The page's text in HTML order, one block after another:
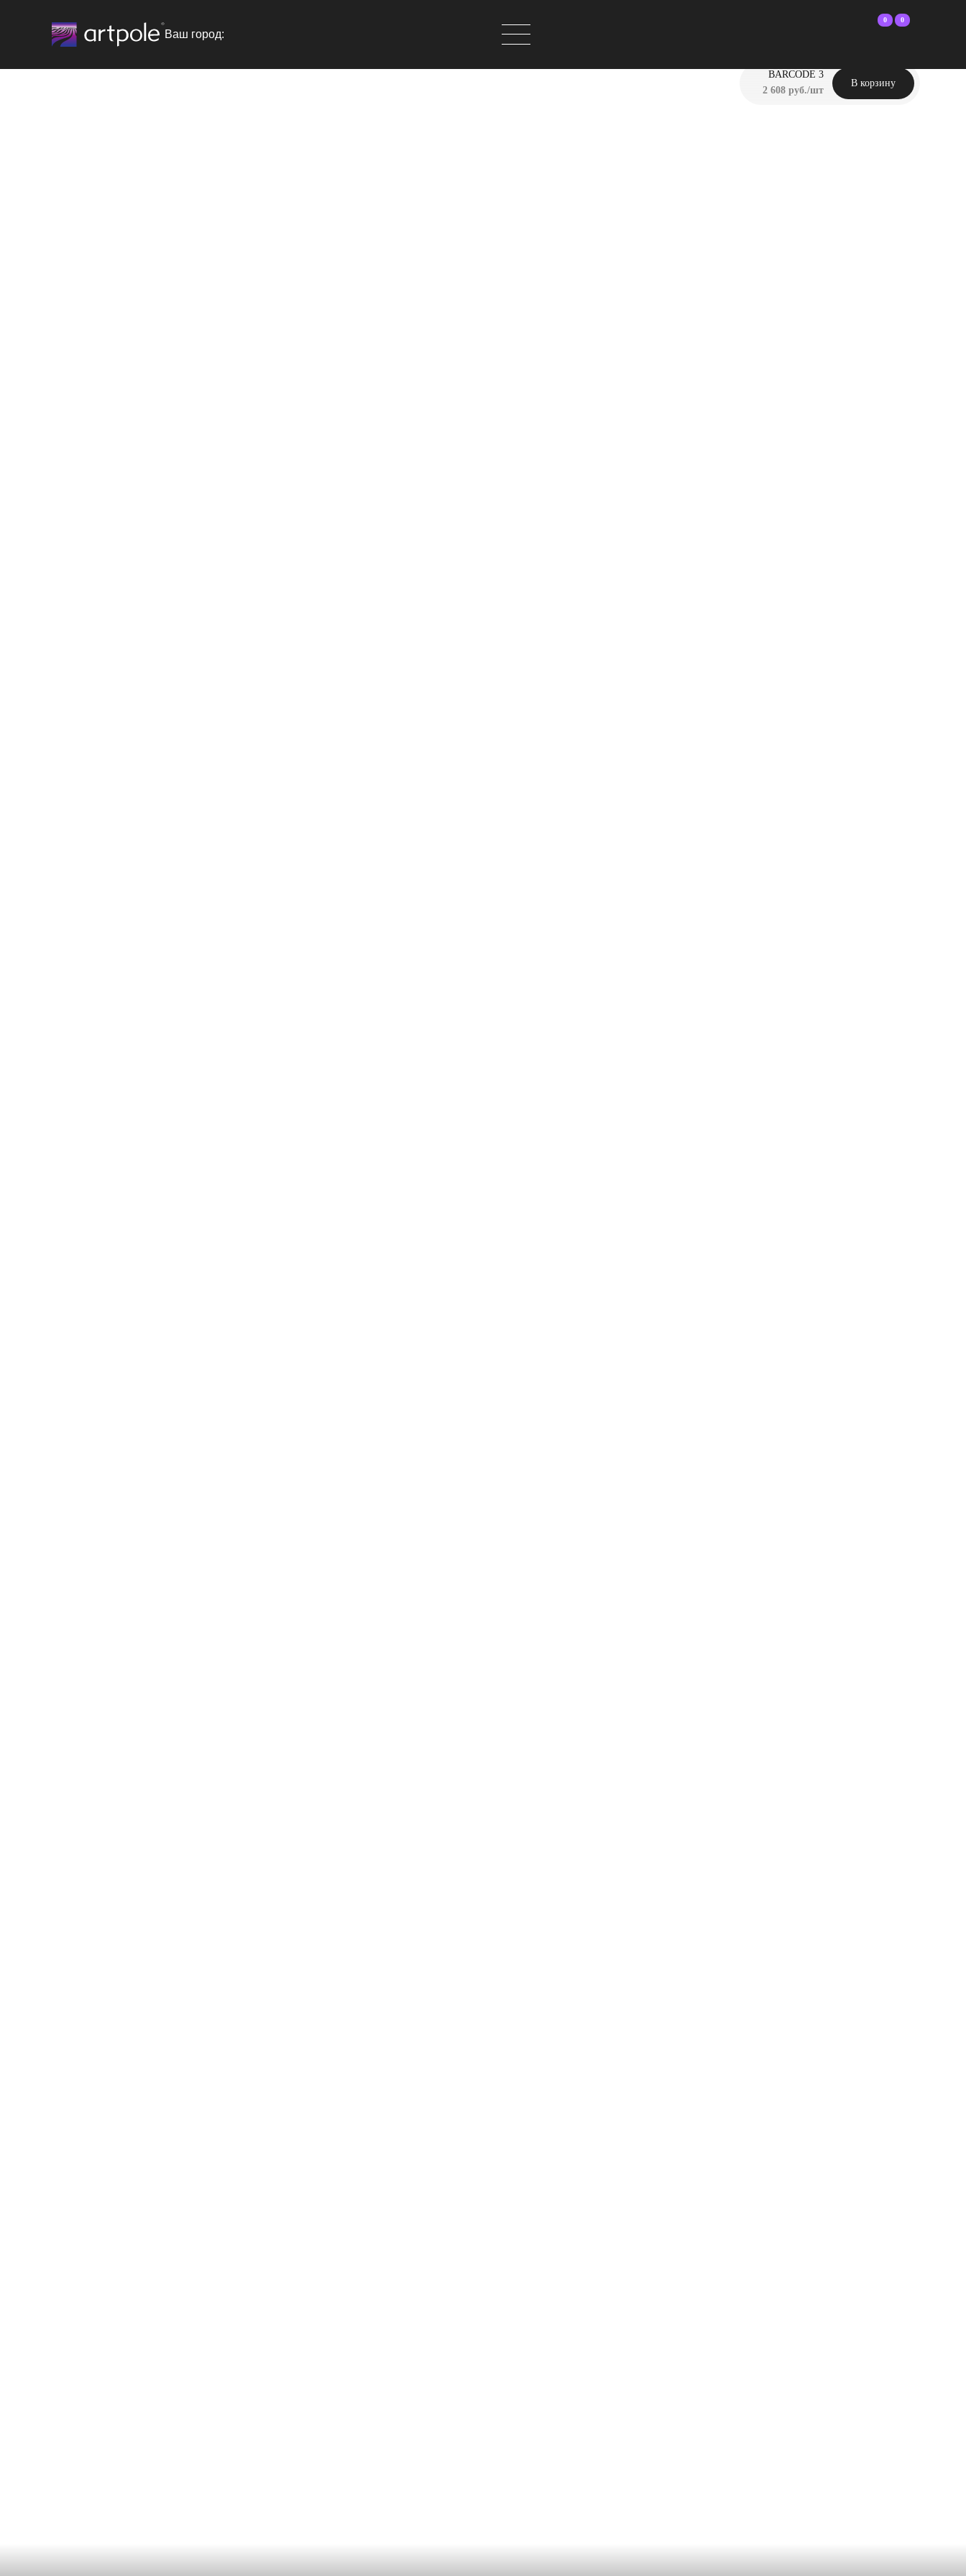
Ваш город:
0 0
BARCODE 3
2 608 руб./шт
В корзину